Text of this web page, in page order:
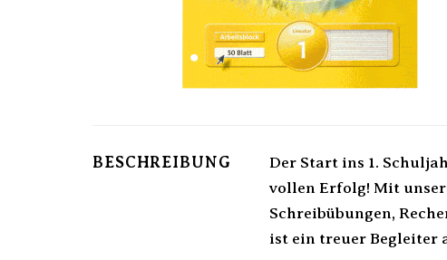
BESCHREIBUNG
Der Start ins 1.
vollen Erfolg! Mit
Schreibübungen,
ist ein treuer Begleiter